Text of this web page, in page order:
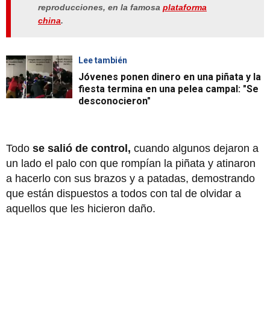
reproducciones, en la famosa plataforma
china.
Lee también
Jóvenes ponen dinero en una piñata y la
fiesta termina en una pelea campal: "Se
desconocieron"
Todo se salió de control, cuando algunos dejaron a
un lado el palo con que rompían la piñata y atinaron
a hacerlo con sus brazos y a patadas, demostrando
que están dispuestos a todos con tal de olvidar a
aquellos que les hicieron daño.